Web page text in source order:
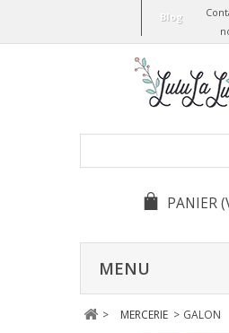
Blog
PANIER
MENU
> MERCERIE > GALON